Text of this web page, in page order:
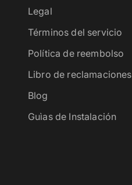
Legal
Términos del servicio
Política de reembolso
Libro de reclamaciones
Blog
Guìas de Instalación